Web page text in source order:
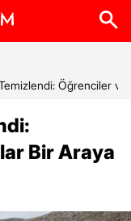
Öğrenciler ve
Bir Araya